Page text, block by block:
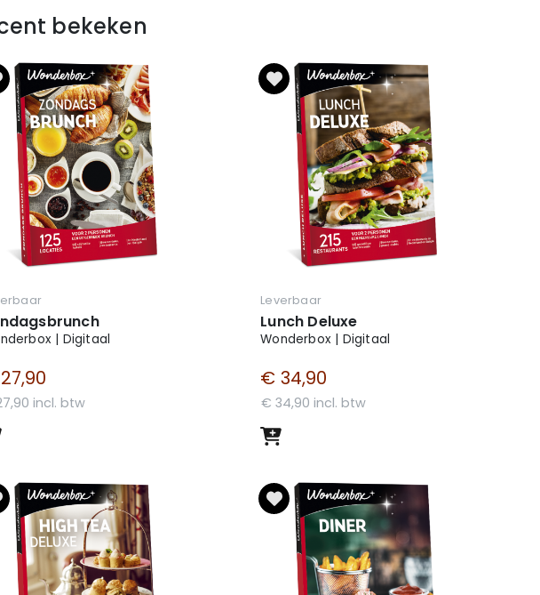
bekeken
| Digitaal
incl. btw
Leverbaar
Lunch Deluxe
Wonderbox | Digitaal
€ 34,90
€ 34,90 incl. btw